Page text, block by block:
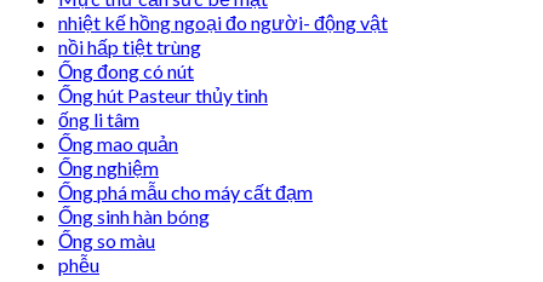
nhiệt kế hồng ngoại đo người- động vật
nồi hấp tiệt trùng
Ống đong có nút
Ống hút Pasteur thủy tinh
ống li tâm
Ống mao quản
Ống nghiệm
Ống phá mẫu cho máy cất đạm
Ống sinh hàn bóng
Ống so màu
phễu